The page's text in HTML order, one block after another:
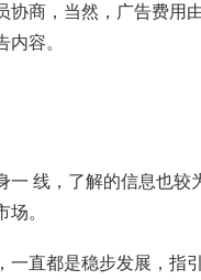
协商，当然，广告费用
容。
线，了解的信息也较
。
直都是稳步发展，指